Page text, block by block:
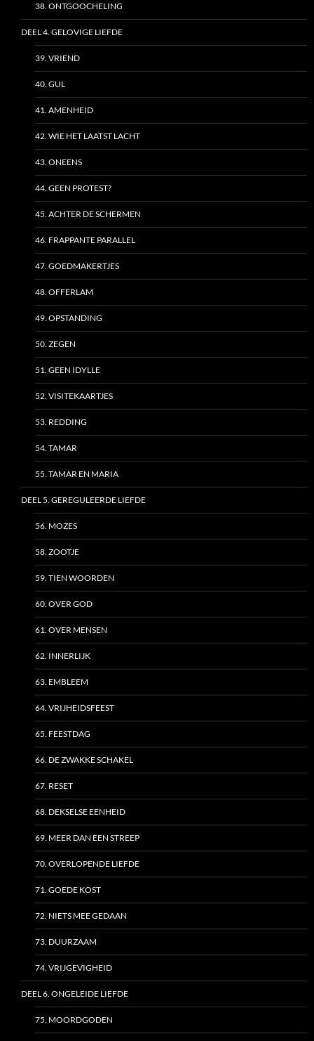
38. ONTGOOCHELING
DEEL 4. GELOVIGE LIEFDE
39. VRIEND
40. GUL
41. AMENHEID
42. WIE HET LAATST LACHT
43. ONEENS
44. GEEN PROTEST?
45. ACHTER DE SCHERMEN
46. FRAPPANTE PARALLEL
47. GOEDMAKERTJES
48. OFFERLAM
49. OPSTANDING
50. ZEGEN
51. GEEN IDYLLE
52. VISITEKAARTJES
53. REDDING
54. TAMAR
55. TAMAR EN MARIA
DEEL 5. GEREGULEERDE LIEFDE
56. MOZES
58. ZOOTJE
59. TIEN WOORDEN
60. OVER GOD
61. OVER MENSEN
62. INNERLIJK
63. EMBLEEM
64. VRIJHEIDSFEEST
65. FEESTDAG
66. DE ZWAKKE SCHAKEL
67. RESET
68. DEKSELSE EENHEID
69. MEER DAN EEN STREEP
70. OVERLOPENDE LIEFDE
71. GOEDE KOST
72. NIETS MEE GEDAAN
73. DUURZAAM
74. VRIJGEVIGHEID
DEEL 6. ONGELEIDE LIEFDE
75. MOORDGODEN